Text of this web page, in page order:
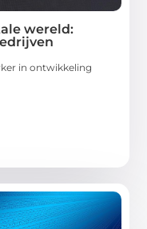
wereld:
in ontwikkeling